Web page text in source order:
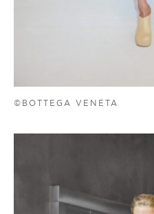
©BOTTEGA VENETA